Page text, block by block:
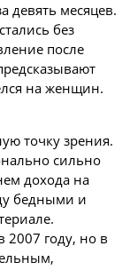
девять месяцев.
без
после
на женщин.
точку зрения.
сильно
дохода на
бедными и
2007 году, но в